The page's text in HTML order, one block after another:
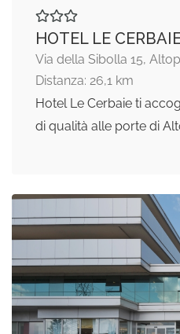
HOTEL LE
Via della Sibolla 15,
Distanza: 26,1 km
Hotel Le Cerbaie ti
di qualità alle porte di